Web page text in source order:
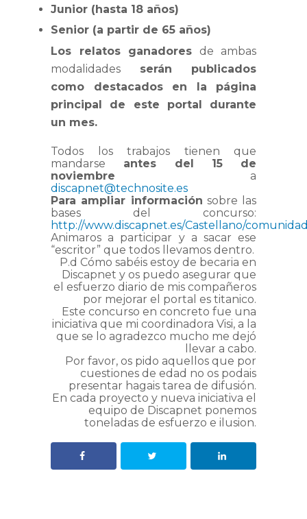
Junior (hasta 18 años)
Senior (a partir de 65 años)
Los relatos ganadores de ambas
modalidades serán publicados
como destacados en la página
principal de este portal durante
un mes.
Todos los trabajos tienen que
mandarse antes del 15 de
noviembre a
discapnet@technosite.es
Para ampliar información sobre las
bases del concurso:
http://www.discapnet.es/Castellano/
Animaros a participar y a sacar ese
“escritor” que todos llevamos dentro.
P.d Cómo sabéis estoy de becaria en
Discapnet y os puedo asegurar que
el esfuerzo diario de mis compañeros
por mejorar el portal es titanico.
Este concurso en concreto fue una
iniciativa que mi coordinadora Visi, a la
que se lo agradezco mucho me dejó
llevar a cabo.
Por favor, os pido aquellos que por
cuestiones de edad no os podais
presentar hagais tarea de difusión.
En cada proyecto y nueva iniciativa el
equipo de Discapnet ponemos
toneladas de esfuerzo e ilusion.